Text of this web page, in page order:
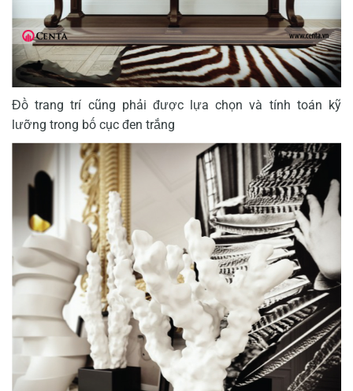
Đồ trang trí cũng phải được lựa chọn và tính toán kỹ
lưỡng trong bố cục đen trắng